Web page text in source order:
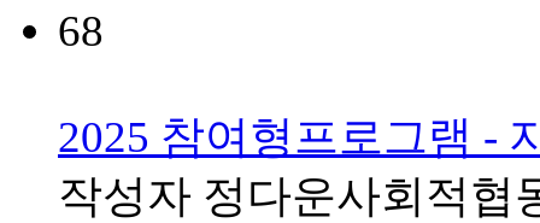
68
2025 참여형프로그램 -
작성자 정다운사회적협